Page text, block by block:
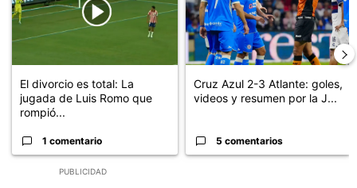
PUBLICIDAD
El divorcio es total: La
jugada de Luis Romo que
rompió...
1 comentario
Cruz Azul 2-3 Atlante: goles,
videos y resumen por la J...
5 comentarios